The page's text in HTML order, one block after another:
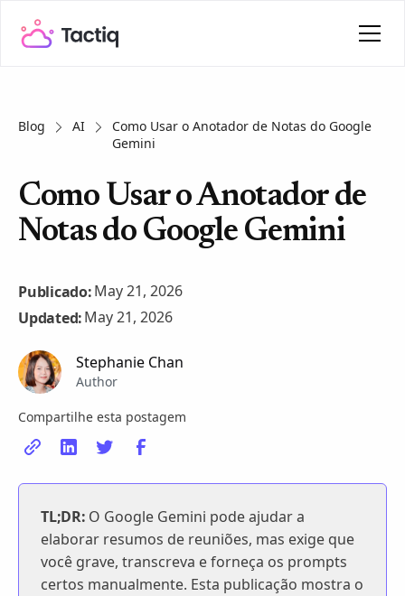
Blog AI
Como Usar o Anotador de Notas do Google
Gemini
Como Usar o Anotador de
Notas do Google Gemini
Publicado:May 21, 2026
Updated:May 21, 2026
Stephanie Chan
Author
Compartilhe esta postagem
TL;DR: O Google Gemini pode ajudar a
elaborar resumos de reuniões, mas exige que
você grave, transcreva e forneça os prompts
certos manualmente. Esta publicação mostra o